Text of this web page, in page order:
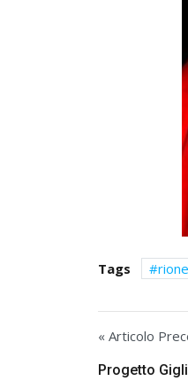
Tags
« Articolo
Progetto